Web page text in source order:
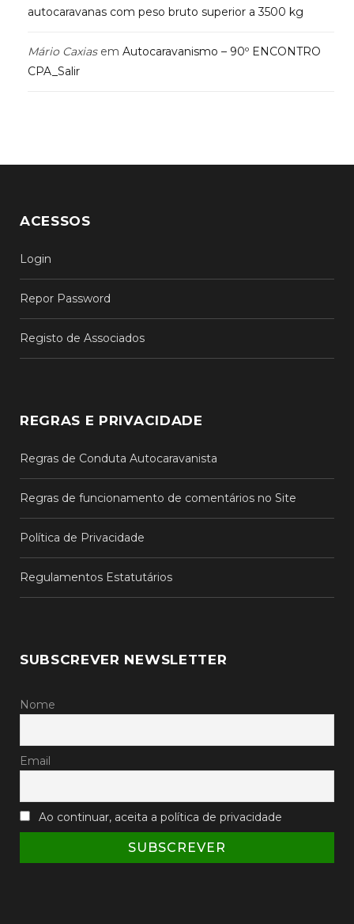
autocaravanas com peso bruto superior a 3500 kg
Mário Caxiasem Autocaravanismo – 90º ENCONTRO
CPA_Salir
ACESSOS
Login
Repor Password
Registo de Associados
REGRAS E PRIVACIDADE
Regras de Conduta Autocaravanista
Regras de funcionamento de comentários no Site
Política de Privacidade
Regulamentos Estatutários
SUBSCREVER NEWSLETTER
Nome
Email
Ao continuar, aceita a política de privacidade